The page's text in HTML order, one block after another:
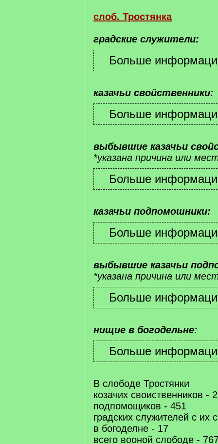
слоб. Тростянка
градские служители:
казачьи свойственники:
выбывшие казачьи
*указана причина или
казачьи подпомошники:
выбывшие казачьи
*указана причина или
нищие в богодельне:
В слободе Тростянки
козачих своиственников -
подпомощиков - 451
градских служителей с их
в богоделне - 17
всего вооной слободе -